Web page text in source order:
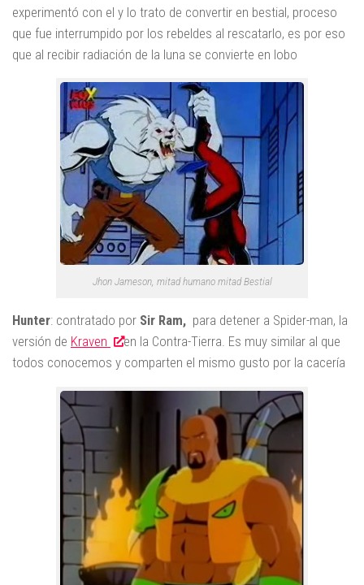
experimentó con el y lo trato de convertir en bestial, proceso
que fue interrumpido por los rebeldes al rescatarlo, es por eso
que al recibir radiación de la luna se convierte en lobo
Jhon Jameson, mitad humano mitad Bestial
Hunter: contratado por Sir Ram, para detener a Spider-man, la
versión de Kraven
en la Contra-Tierra. Es muy similar al que
todos conocemos y comparten el mismo gusto por la cacería